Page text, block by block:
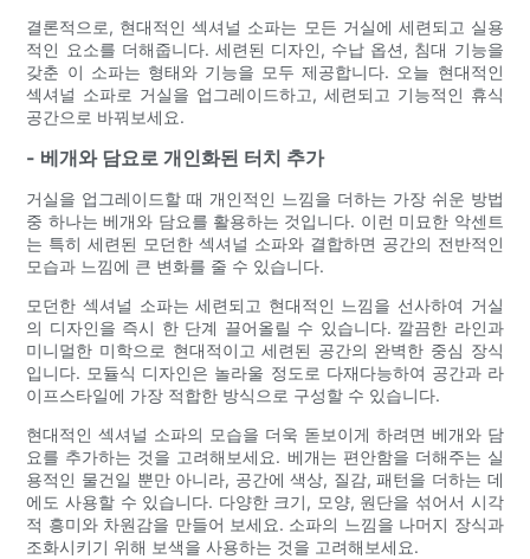
결론적으로, 현대적인 섹셔널 소파는 모든 거실에 세련되고 실용
적인 요소를 더해줍니다. 세련된 디자인, 수납 옵션, 침대 기능을
갖춘 이 소파는 형태와 기능을 모두 제공합니다. 오늘 현대적인
섹셔널 소파로 거실을 업그레이드하고, 세련되고 기능적인 휴식
공간으로 바꿔보세요.
- 베개와 담요로 개인화된 터치 추가
거실을 업그레이드할 때 개인적인 느낌을 더하는 가장 쉬운 방법
중 하나는 베개와 담요를 활용하는 것입니다. 이런 미묘한 악센트
는 특히 세련된 모던한 섹셔널 소파와 결합하면 공간의 전반적인
모습과 느낌에 큰 변화를 줄 수 있습니다.
모던한 섹셔널 소파는 세련되고 현대적인 느낌을 선사하여 거실
의 디자인을 즉시 한 단계 끌어올릴 수 있습니다. 깔끔한 라인과
미니멀한 미학으로 현대적이고 세련된 공간의 완벽한 중심 장식
입니다. 모듈식 디자인은 놀라울 정도로 다재다능하여 공간과 라
이프스타일에 가장 적합한 방식으로 구성할 수 있습니다.
현대적인 섹셔널 소파의 모습을 더욱 돋보이게 하려면 베개와 담
요를 추가하는 것을 고려해보세요. 베개는 편안함을 더해주는 실
용적인 물건일 뿐만 아니라, 공간에 색상, 질감, 패턴을 더하는 데
에도 사용할 수 있습니다. 다양한 크기, 모양, 원단을 섞어서 시각
적 흥미와 차원감을 만들어 보세요. 소파의 느낌을 나머지 장식과
조화시키기 위해 보색을 사용하는 것을 고려해보세요.